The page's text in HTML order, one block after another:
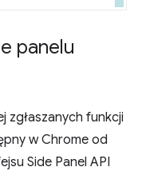
panelu
zgłaszanych funkcji
w Chrome od
Side Panel API